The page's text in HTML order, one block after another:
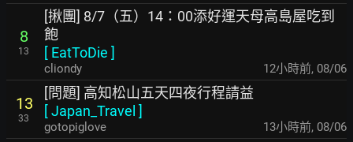
8
13
[揪團] 8/7（五）14：00添好運天母高島屋吃到
飽
[ EatToDie ]
cliondy 12小時前, 08/06
13
33
[問題] 高知松山五天四夜行程請益
[Japan_Travel ]
gotopiglove 13小時前, 08/06